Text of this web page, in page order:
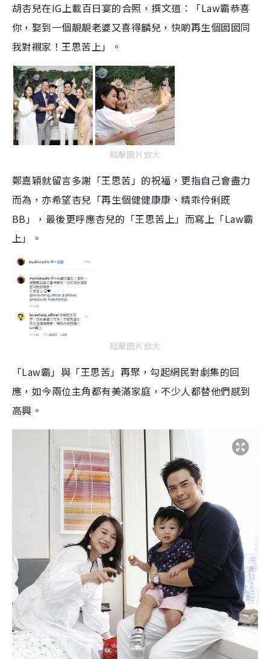
胡杏兒在IG上載百日宴的合照，撰文道：「Law霸恭喜
你，娶到一個靚靚老婆又喜得麟兒，快啲再生個囡囡同
我對襯家！王思苦上」。
點擊圖片放大
鄭嘉穎就留言多謝「王思苦」的祝福，更指自己會盡力
而為，亦希望杏兒「再生個健健康康、精乖伶俐既
BB」，最後更呼應杏兒的「王思苦上」而寫上「Law霸
上」。
點擊圖片放大
「Law霸」與「王思苦」再聚，勾起網民對劇集的回
應，如今兩位主角都有美滿家庭，不少人都替他們感到
高興。